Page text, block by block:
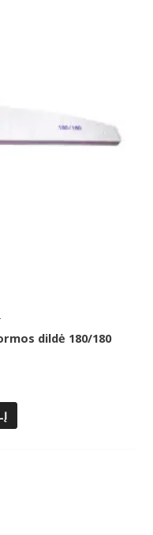
dildė 180/180